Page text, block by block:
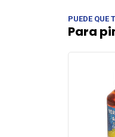
PUEDE QUE
Para